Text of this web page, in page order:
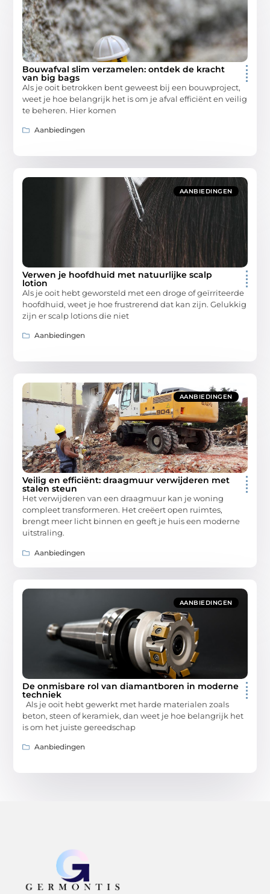
Bouwafval slim verzamelen: ontdek de kracht
van big bags
Als je ooit betrokken bent geweest bij een bouwproject,
weet je hoe belangrijk het is om je afval efficiënt en veilig
te beheren. Hier komen
Aanbiedingen
AANBIEDINGEN
Verwen je hoofdhuid met natuurlijke scalp
lotion
Als je ooit hebt geworsteld met een droge of geïrriteerde
hoofdhuid, weet je hoe frustrerend dat kan zijn. Gelukkig
zijn er scalp lotions die niet
Aanbiedingen
AANBIEDINGEN
Veilig en efficiënt: draagmuur verwijderen met
stalen steun
Het verwijderen van een draagmuur kan je woning
compleet transformeren. Het creëert open ruimtes,
brengt meer licht binnen en geeft je huis een moderne
uitstraling.
Aanbiedingen
AANBIEDINGEN
De onmisbare rol van diamantboren in moderne
techniek
Als je ooit hebt gewerkt met harde materialen zoals
beton, steen of keramiek, dan weet je hoe belangrijk het
is om het juiste gereedschap
Aanbiedingen